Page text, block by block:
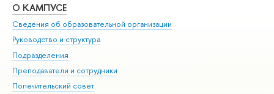
О КАМПУСЕ
Сведения об образовательной организации
Руководство и структура
Подразделения
Преподаватели и сотрудники
Попечительский совет